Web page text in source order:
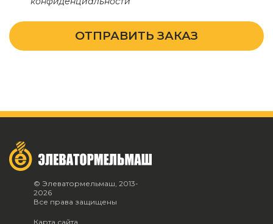
ОТПРАВИТЬ ЗАКАЗ
© Элеватормельмаш, 2013-
2026
Все права защищены
Карта сайта